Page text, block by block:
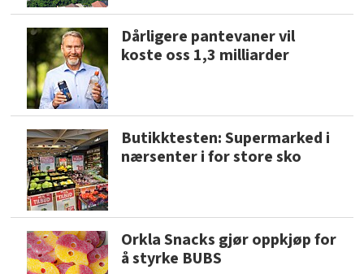
Dårligere pantevaner vil
koste oss 1,3 milliarder
Butikktesten: Supermarked i
nærsenter i for store sko
Orkla Snacks gjør oppkjøp for
å styrke BUBS